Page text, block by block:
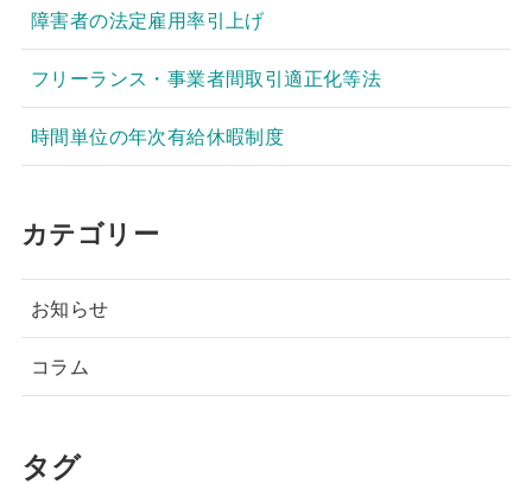
障害者の法定雇用率引上げ
フリーランス・事業者間取引適正化等法
時間単位の年次有給休暇制度
カテゴリー
お知らせ
コラム
タグ